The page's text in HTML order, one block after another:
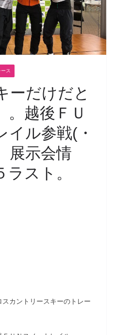
ス
ーだけだと
。越後ＦＵ
イル参戦(・
示会情
スト。
カントリースキーのトレー